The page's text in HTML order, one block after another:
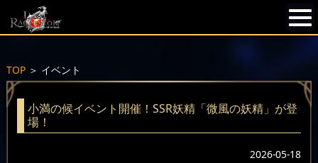
TOP＞ イベント
小満の候イベント開催！SSR妖精「微風の妖精」が登
場！
2026-05-18